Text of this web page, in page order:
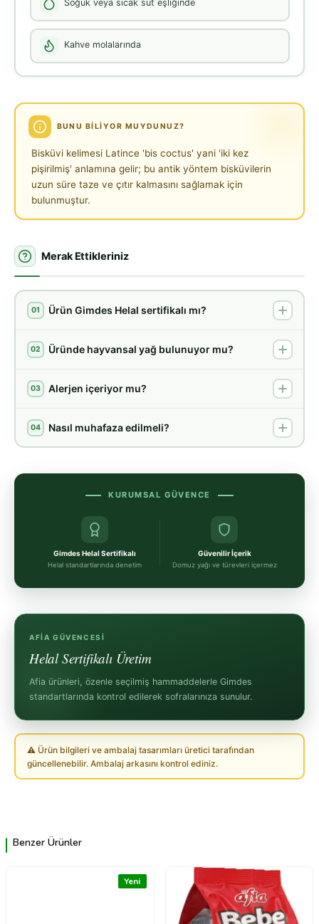
Soğuk veya sıcak süt eşliğinde
Kahve molalarında
BUNU BILIYOR MUYDUNUZ?
Bisküvi kelimesi Latince 'bis coctus' yani 'iki kez
pişirilmiş' anlamına gelir; bu antik yöntem bisküvilerin
uzun süre taze ve çıtır kalmasını sağlamak için
bulunmuştur.
Merak Ettikleriniz
01 Ürün Gimdes Helal sertifikalı mı?
02 Üründe hayvansal yağ bulunuyor mu?
03 Alerjen içeriyor mu?
04 Nasıl muhafaza edilmeli?
KURUMSAL GÜVENCE
Gimdes Helal Sertifikalı
Helal standartlarında denetim
Güvenilir İçerik
Domuz yağı ve türevleri içermez
AFIA GÜVENCESI
Helal Sertifikalı Üretim
Afia ürünleri, özenle seçilmiş hammaddelerle Gimdes
standartlarında kontrol edilerek sofralarınıza sunulur.
⚠ Ürün bilgileri ve ambalaj tasarımları üretici tarafından
güncellenebilir. Ambalaj arkasını kontrol ediniz.
Benzer Ürünler
Yeni